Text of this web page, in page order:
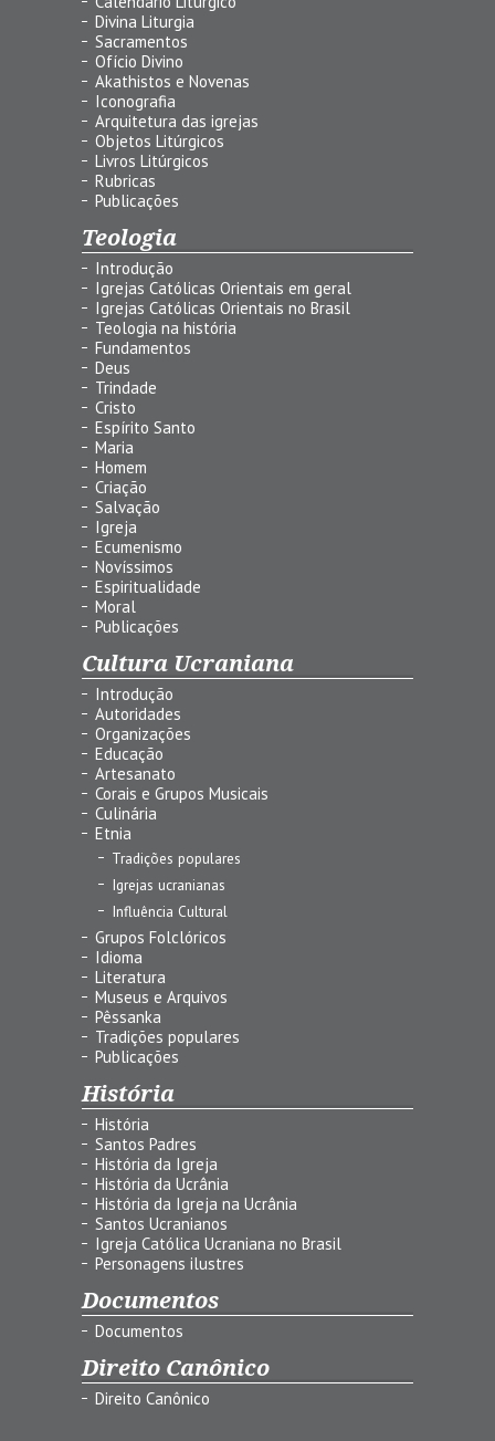
Divina Liturgia
Sacramentos
Ofício Divino
Akathistos e Novenas
Iconografia
Arquitetura das igrejas
Objetos Litúrgicos
Livros Litúrgicos
Rubricas
Publicações
Teologia
Introdução
Igrejas Católicas Orientais em geral
Igrejas Católicas Orientais no Brasil
Teologia na história
Fundamentos
Deus
Trindade
Cristo
Espírito Santo
Maria
Homem
Criação
Salvação
Igreja
Ecumenismo
Novíssimos
Espiritualidade
Moral
Publicações
Cultura Ucraniana
Introdução
Autoridades
Organizações
Educação
Artesanato
Corais e Grupos Musicais
Culinária
Etnia
Tradições populares
Igrejas ucranianas
Influência Cultural
Grupos Folclóricos
Idioma
Literatura
Museus e Arquivos
Pêssanka
Tradições populares
Publicações
História
História
Santos Padres
História da Igreja
História da Ucrânia
História da Igreja na Ucrânia
Santos Ucranianos
Igreja Católica Ucraniana no Brasil
Personagens ilustres
Documentos
Documentos
Direito Canônico
Direito Canônico